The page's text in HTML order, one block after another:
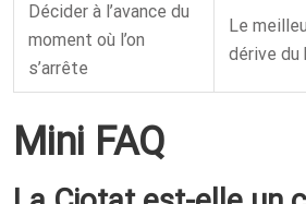
Décider à l’avance du
moment où l’on
s’arrête
Le
dérive du
Mini FAQ